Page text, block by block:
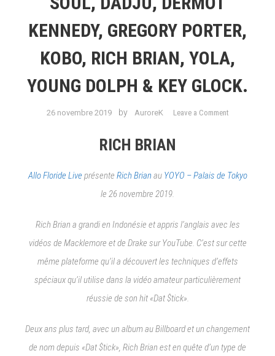
KENNEDY, GREGORY PORTER,
KOBO, RICH BRIAN, YOLA,
YOUNG DOLPH & KEY GLOCK.
26 novembre 2019 by AuroreK Leave a Commenton
au
NAKAMURA,
BAKAR,
BEN
KENNEDY,
RICH BRIAN
Allo Floride Live présente Rich Brian au YOYO – Palais de Tokyo
le 26 novembre 2019.
Rich Brian a grandi en Indonésie et appris l’anglais avec les
vidéos de Macklemore et de Drake sur YouTube. C’est sur cette
même plateforme qu’il a découvert les techniques d’effets
spéciaux qu’il utilise dans la vidéo amateur particulièrement
réussie de son hit «Dat $tick».
Deux ans plus tard, avec un album au Billboard et un changement
de nom depuis «Dat $tick», Rich Brian est en quête d’un type de